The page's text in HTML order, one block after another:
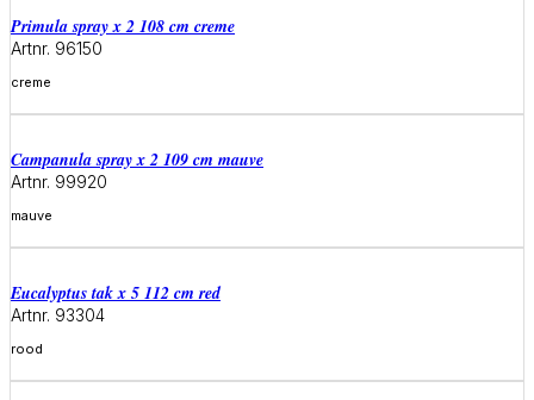
primula spray x 2 108 cm creme
Artnr. 96150
creme
campanula spray x 2 109 cm mauve
Artnr. 99920
mauve
eucalyptus tak x 5 112 cm red
Artnr. 93304
rood